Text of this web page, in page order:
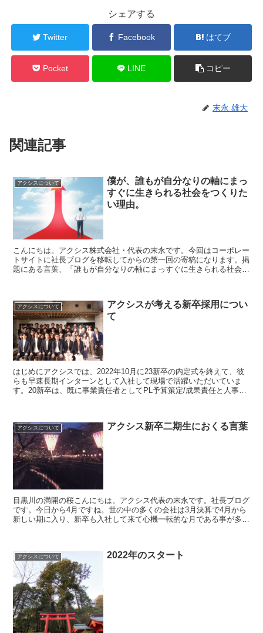
シェアする
Twitter Facebook はてブ
Pocket LINE コピー
末永 雄大
関連記事
アクシスについて
僕が、誰もが自分なりの軸にまっ
すぐに生きられる社会をつくりた
い理由。
こんにちは。アクシス株式会社・代表の末永です。今回はコーポレー
トサイトに社長ブログを移転してからの第一回の寄稿になります。掲
題にある言葉、「誰もが自分なりの軸にまっすぐに生きられる社会を
アクシスについて
アクシスが考える新卒採用につい
て
はじめにアクシスでは、2022年10月に23新卒の内定式を終えて、彼
らも早速長期インターンとして入社して現場で活躍いただいていま
す。20新卒は、既に事業責任者としてPL予算策定/成果責任と人事権
アクシスについて アクシス新卒二期生におくる言葉
目黒川の満開の桜こんにちは。アクシス代表の末永です。社長ブログ
です。今日から4月ですね。世の中の多くの会社は3月決算で4月から
新しい期に入り、新卒も入社して来て心機一転的な月である事が多い
アクシスについて 2022年のスタート